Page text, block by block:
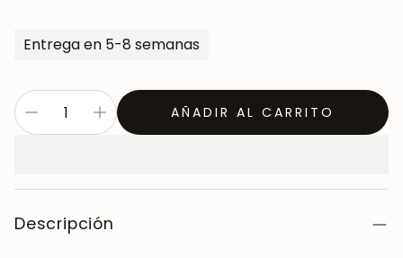
Entrega en 5-8 semanas
AÑADIR AL CARRITO
Descripción